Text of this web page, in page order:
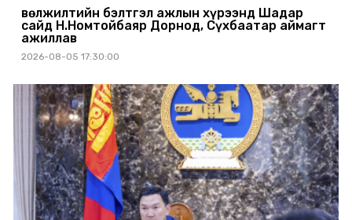
Өвөлжилтийн бэлтгэл ажлын хүрээнд Шадар
сайд Н.Номтойбаяр Дорнод, Сүхбаатар аймагт
ажиллав
2026-08-05 17:30:00